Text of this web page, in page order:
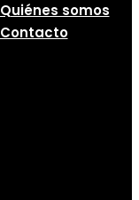
Quiénes somos
Contacto